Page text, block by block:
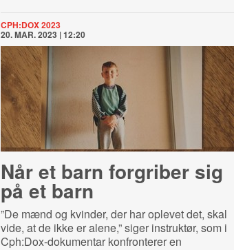
CPH:DOX 2023
20. MAR. 2023 | 12:20
Når et barn forgriber sig
på et barn
”De mænd og kvinder, der har oplevet det, skal
vide, at de ikke er alene,” siger instruktør, som i
Cph:Dox-dokumentar konfronterer en